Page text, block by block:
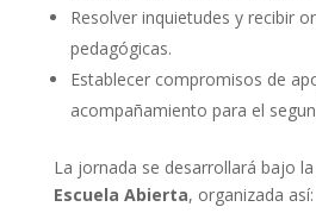
Resolver inquietudes y recibir
pedagógicas.
Establecer compromisos de
acompañamiento para el
La jornada se desarrollará bajo
Escuela Abierta, organizada así: